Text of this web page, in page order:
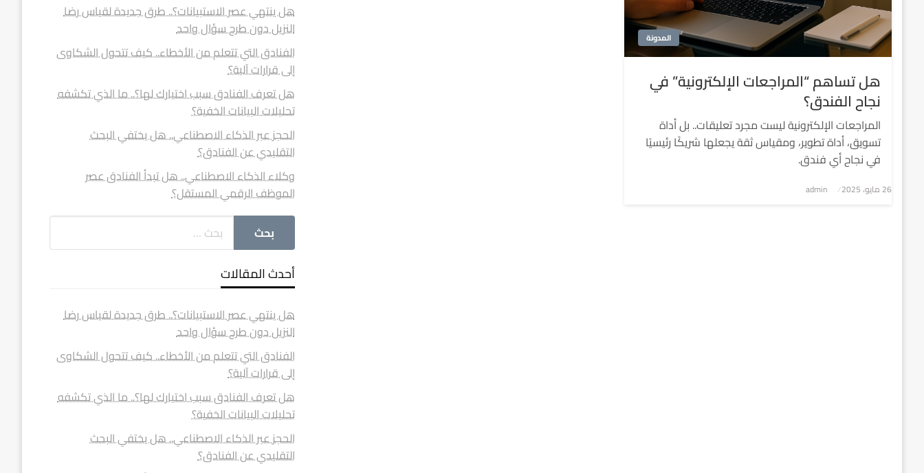
المدونة
هل تساهم “المراجعات الإلكترونية” في
نجاح الفندق؟
المراجعات الإلكترونية ليست مجرد تعليقات.. بل أداة
تسويق، أداة تطوير، ومقياس ثقة يجعلها شريكًا رئيسيًا
في نجاح أي فندق.
نُشر
26 مايو، 2025 admin
هل ينتهي عصر الاستبيانات؟.. طرق جديدة لقياس رضا
النزيل دون طرح سؤال واحد
الفنادق التي تتعلم من الأخطاء.. كيف تتحول الشكاوى
إلى قرارات آلية؟
هل تعرف الفنادق سبب اختيارك لها؟.. ما الذي تكشفه
تحليلات البيانات الخفية؟
الحجز عبر الذكاء الاصطناعي.. هل يختفي البحث
التقليدي عن الفنادق؟
وكلاء الذكاء الاصطناعي.. هل تبدأ الفنادق عصر
الموظف الرقمي المستقل؟
أحدث المقالات
هل ينتهي عصر الاستبيانات؟.. طرق جديدة لقياس رضا
النزيل دون طرح سؤال واحد
الفنادق التي تتعلم من الأخطاء.. كيف تتحول الشكاوى
إلى قرارات آلية؟
هل تعرف الفنادق سبب اختيارك لها؟.. ما الذي تكشفه
تحليلات البيانات الخفية؟
الحجز عبر الذكاء الاصطناعي.. هل يختفي البحث
التقليدي عن الفنادق؟